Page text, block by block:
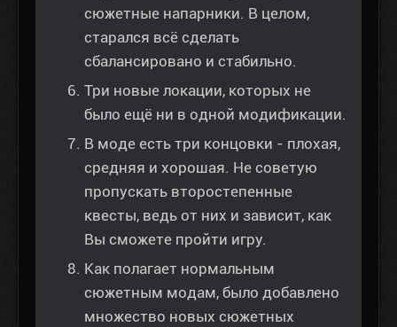
сюжетные напарники. В целом,
старался всё сделать
сбалансировано и стабильно.
Три новые локации, которых не
было ещё ни в одной модификации.
В моде есть три концовки - плохая,
средняя и хорошая. Не советую
пропускать второстепенные
квесты, ведь от них и зависит, как
Вы сможете пройти игру.
Как полагает нормальным
сюжетным модам, было добавлено
множество новых сюжетных